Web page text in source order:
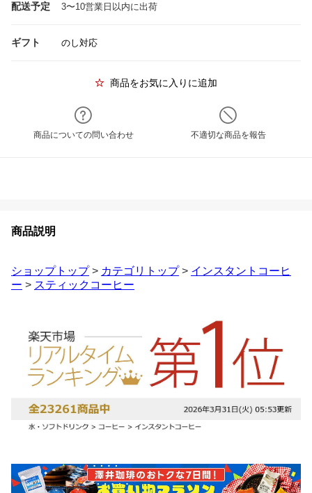
配送予定 3〜10営業日以内に出荷
ギフト のし対応
商品をお気に入りに追加
商品についての問い合わせ 不適切な商品を報告
商品説明
ショップトップ> カテゴリトップ> インスタントコーヒ
ー > スティックコーヒー